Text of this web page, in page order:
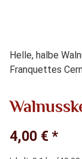
Helle, halbe
Franquettes
4,00 € *